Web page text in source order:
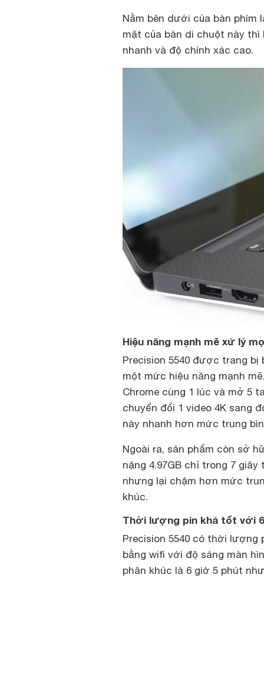
Nằm bên dưới của bàn phím
mặt của bàn di chuột này thì
nhanh và độ chính xác cao.
Hiệu năng mạnh mẽ xử lý
Precision 5540 được trang bị
một mức hiệu năng mạnh
Chrome cùng 1 lúc và mở 5
chuyển đổi 1 video 4K sang
này nhanh hơn mức trung
Ngoài ra, sản phẩm còn sở
nặng 4.97GB chỉ trong 7
nhưng lại chậm hơn mức
khúc.
Thời lượng pin khá tốt với
Precision 5540 có thời lượng
bằng wifi với độ sáng màn
phân khúc là 6 giờ 5 phút